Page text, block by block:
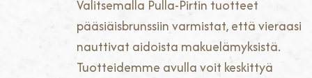
Valitsemalla Pulla-Pirtin tuotteet
pääsiäisbrunssiin varmistat, että vieraasi
nauttivat aidoista makuelämyksistä.
Tuotteidemme avulla voit keskittyä